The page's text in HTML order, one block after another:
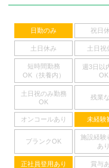
日勤のみ 祝日
土日休み 土日祝
短時間勤務
OK（扶養内）
週3日以
OK
土日祝のみ勤務
OK
残業な
オンコールあり 未経験
ブランクOK
施設経験
あり
正社員登用あり 賞与